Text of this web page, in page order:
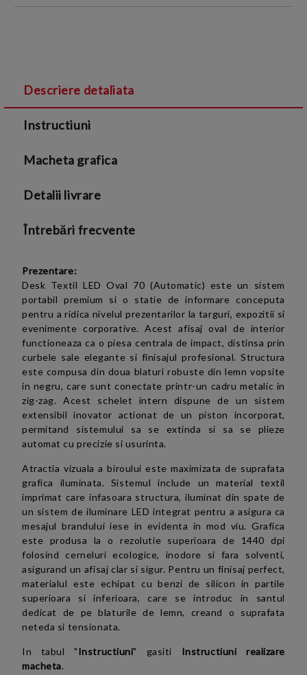
Politica de confidentialitate
Descriere detaliata
Instructiuni
Macheta grafica
Detalii livrare
Întrebări frecvente
Prezentare:
Desk Textil LED Oval 70 (Automatic) este un sistem
portabil premium si o statie de informare conceputa
pentru a ridica nivelul prezentarilor la targuri, expozitii si
evenimente corporative. Acest afisaj oval de interior
functioneaza ca o piesa centrala de impact, distinsa prin
curbele sale elegante si finisajul profesional. Structura
este compusa din doua blaturi robuste din lemn vopsite
in negru, care sunt conectate printr-un cadru metalic in
zig-zag. Acest schelet intern dispune de un sistem
extensibil inovator actionat de un piston incorporat,
permitand sistemului sa se extinda si sa se plieze
automat cu precizie si usurinta.
Atractia vizuala a biroului este maximizata de suprafata
grafica iluminata. Sistemul include un material textil
imprimat care infasoara structura, iluminat din spate de
un sistem de iluminare LED integrat pentru a asigura ca
mesajul brandului iese in evidenta in mod viu. Grafica
este produsa la o rezolutie superioara de 1440 dpi
folosind cerneluri ecologice, inodore si fara solventi,
asigurand un afisaj clar si sigur. Pentru un finisaj perfect,
materialul este echipat cu benzi de silicon in partile
superioara si inferioara, care se introduc in santul
dedicat de pe blaturile de lemn, creand o suprafata
neteda si tensionata.
In tabul "Instructiuni" gasiti Instructiuni realizare
macheta.